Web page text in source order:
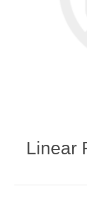
Linear